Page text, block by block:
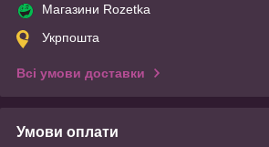
Магазини Rozetka
Укрпошта
Всі умови доставки
Умови оплати